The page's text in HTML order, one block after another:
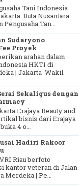
Tani Indonesia
Duta Nusantara
Tan...
Sudaryono
Proyek
arahan dalam
HKTI di
| Jakarta Wakil
Sekaligus dengan
Erajaya Beauty and
bisnis dari Erajaya
4 o...
Hadiri Rakoor
Riau berfoto
kantor veteran di Jalan
Merdeka | Pe...